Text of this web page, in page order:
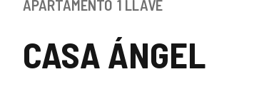
Castilla
LeónCASA ÁNGEL
APARTAMENTO 1 LLAVE